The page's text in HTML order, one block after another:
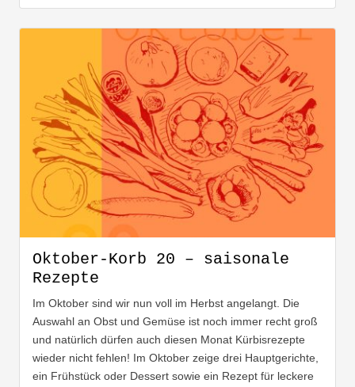
Oktober-Korb 20 – saisonale
Rezepte
Im Oktober sind wir nun voll im Herbst angelangt. Die
Auswahl an Obst und Gemüse ist noch immer recht groß
und natürlich dürfen auch diesen Monat Kürbisrezepte
wieder nicht fehlen! Im Oktober zeige drei Hauptgerichte,
ein Frühstück oder Dessert sowie ein Rezept für leckere